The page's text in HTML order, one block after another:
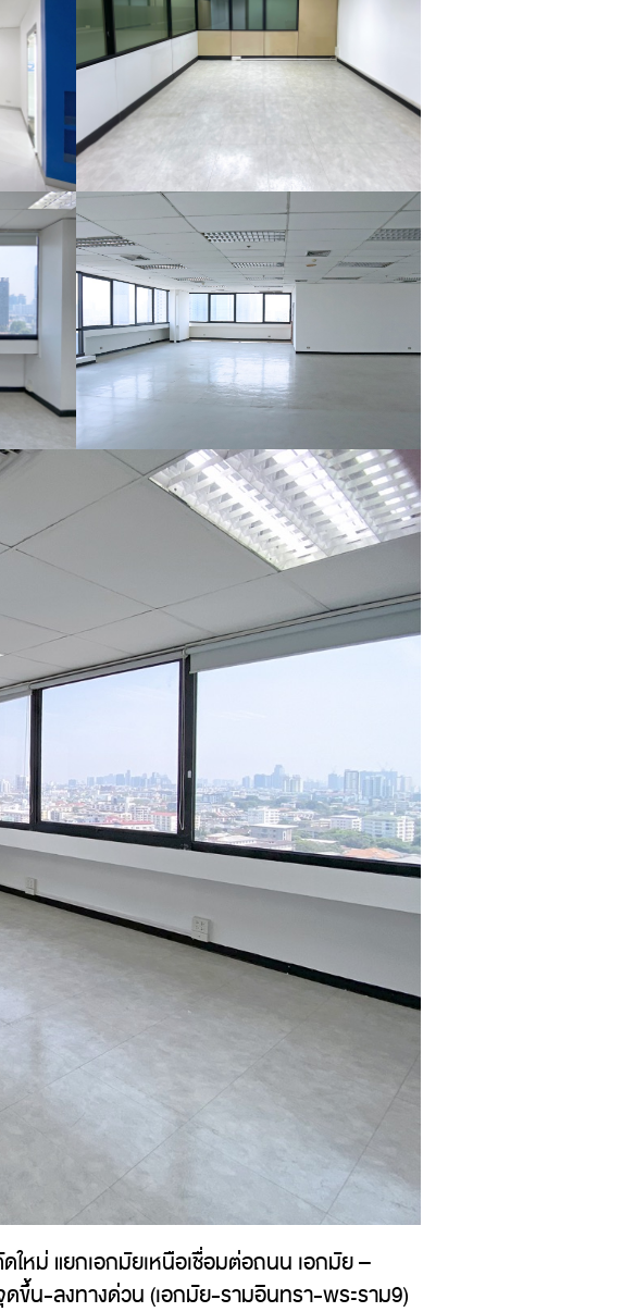
หม่ แยกเอกมัยเหนือเชื่อมต่อถนน เอกมัย –
ดขึ้น-ลงทางด่วน (เอกมัย-รามอินทรา-พระราม9)